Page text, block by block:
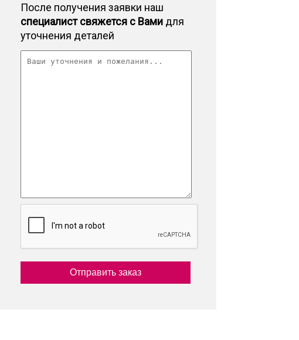
После получения заявки наш
специалист свяжется с Вами для
уточнения деталей